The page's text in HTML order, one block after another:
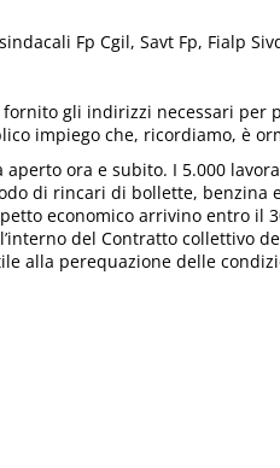
Fp Cgil, Savt Fp, Fialp
gli indirizzi necessari per
impiego che, ricordiamo, è
ora e subito. I 5.000
di rincari di bollette, benzina
economico arrivino entro il
del Contratto collettivo
alla perequazione delle